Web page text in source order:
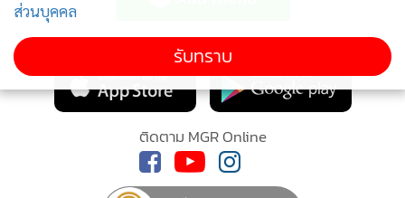
ให้บริการตั้งแต่เวลา 12.00-15.00 น. อิ่มอร่อยกับอาหารทะเล
หลากหลายรายการตั้งแต่ขาปูหิมะ หอยนางรม หอยแมลงภู่
นิวซีแลนด์ กั้ง แช่เย็นฉ่ำบนน้ำแข็ง ส่วนอาหารจีนมีหมูกรอบ
และติ่มซำนานาชนิด อาหารยุโรป อาทิ กุ้งลายเสือซอสเนย
กระเทียมและสมุนไพรซอสไวน์แดง และขนมหวานอีกมากมาย
หลายชนิด ราคาท่านละ 1,900 บาท++ สำหรับเด็กอายุ 6 ถึง 12
MGR Online Application
ติดตาม MGR Online
ส่วนบุคคล
รับทราบ